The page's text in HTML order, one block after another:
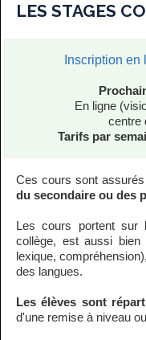
LES STAGES
Inscription en
En ligne
centre
Tarifs par
Ces cours sont
du secondaire ou des
Les cours portent
collège, est aussi
lexique,
des langues.
Les élèves sont
d'une remise à niveau